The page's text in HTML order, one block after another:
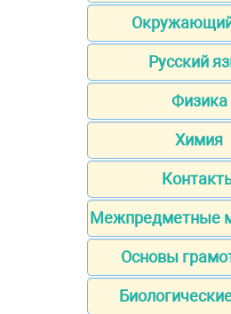
Русский
Физика
Химия
Межпредметные
Основы